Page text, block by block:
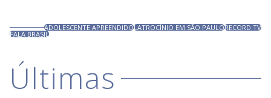
ADOLESCENTE APREENDIDOLATROCÍNIO EM SÃO PAULORECORD TV
FALA BRASIL
Últimas